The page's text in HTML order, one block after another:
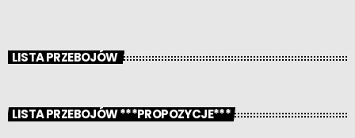
LISTA PRZEBOJÓW
LISTA PRZEBOJÓW ***PROPOZYCJE***